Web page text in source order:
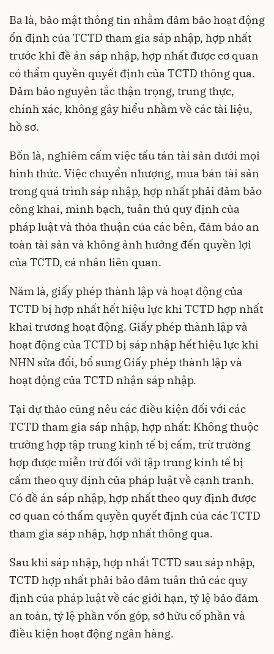
Ba là, bảo mật thông tin nhằm đảm bảo hoạt động
ổn định của TCTD tham gia sáp nhập, hợp nhất
trước khi đề án sáp nhập, hợp nhất được cơ quan
có thẩm quyền quyết định của TCTD thông qua.
Đảm bảo nguyên tắc thận trọng, trung thực,
chính xác, không gây hiểu nhầm về các tài liệu,
hồ sơ.
Bốn là, nghiêm cấm việc tẩu tán tài sản dưới mọi
hình thức. Việc chuyển nhượng, mua bán tài sản
trong quá trình sáp nhập, hợp nhất phải đảm bảo
công khai, minh bạch, tuân thủ quy định của
pháp luật và thỏa thuận của các bên, đảm bảo an
toàn tài sản và không ảnh hưởng đến quyền lợi
của TCTD, cá nhân liên quan.
Năm là, giấy phép thành lập và hoạt động của
TCTD bị hợp nhất hết hiệu lực khi TCTD hợp nhất
khai trương hoạt động. Giấy phép thành lập và
hoạt động của TCTD bị sáp nhập hết hiệu lực khi
NHN sửa đổi, bổ sung Giấy phép thành lập và
hoạt động của TCTD nhận sáp nhập.
Tại dự thảo cũng nêu các điều kiện đối với các
TCTD tham gia sáp nhập, hợp nhất: Không thuộc
trường hợp tập trung kinh tế bị cấm, trừ trường
hợp được miễn trừ đối với tập trung kinh tế bị
cấm theo quy định của pháp luật về cạnh tranh.
Có đề án sáp nhập, hợp nhất theo quy định được
cơ quan có thẩm quyền quyết định của các TCTD
tham gia sáp nhập, hợp nhất thông qua.
Sau khi sáp nhập, hợp nhất TCTD sau sáp nhập,
TCTD hợp nhất phải bảo đảm tuân thủ các quy
định của pháp luật về các giới hạn, tỷ lệ bảo đảm
an toàn, tỷ lệ phần vốn góp, sở hữu cổ phần và
điều kiện hoạt động ngân hàng.